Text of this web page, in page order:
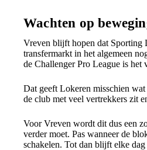
Wachten op
Vreven blijft hopen dat Sporting
transfermarkt in het algemeen
de Challenger Pro League is
Dat geeft Lokeren misschien
de club met veel vertrekkers zit
Voor Vreven wordt dit dus een
verder moet. Pas wanneer de
schakelen. Tot dan blijft elke